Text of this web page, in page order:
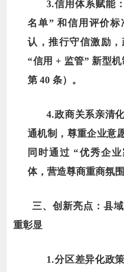
3.信用体系赋能
名单” 和信用评价
认，推行守信激励
“信用 + 监管” 新型
第 40 条）。
4.政商关系亲清
通机制，尊重企业意
同时通过 “优秀企
体，营造尊商重商氛
三、创新亮点：县
重彰显
1.分区差异化政策